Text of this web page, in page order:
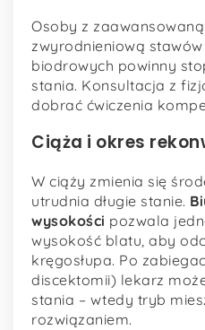
Osoby z
zwyrodnieniową
biodrowych powinny
stania. Konsultacja z
dobrać ćwiczenia
Ciąża i okres
W ciąży zmienia się
utrudnia długie stanie.
wysokości pozwala
wysokość blatu, aby
kręgosłupa. Po
discektomii) lekarz
stania – wtedy tryb
rozwiązaniem.